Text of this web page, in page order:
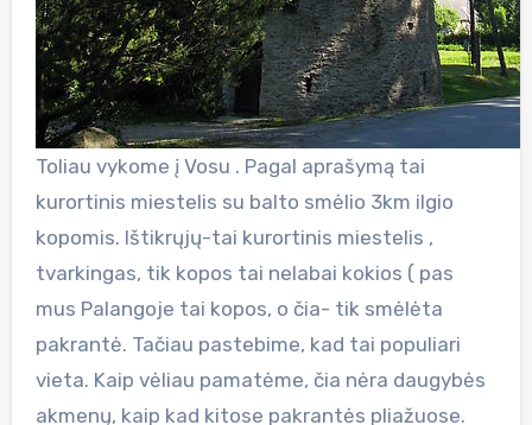
Toliau vykome į Vosu . Pagal aprašymą tai
kurortinis miestelis su balto smėlio 3km ilgio
kopomis. Ištikrųjų-tai kurortinis miestelis ,
tvarkingas, tik kopos tai nelabai kokios ( pas
mus Palangoje tai kopos, o čia- tik smėlėta
pakrantė. Tačiau pastebime, kad tai populiari
vieta. Kaip vėliau pamatėme, čia nėra daugybės
akmenų, kaip kad kitose pakrantės pliažuose.